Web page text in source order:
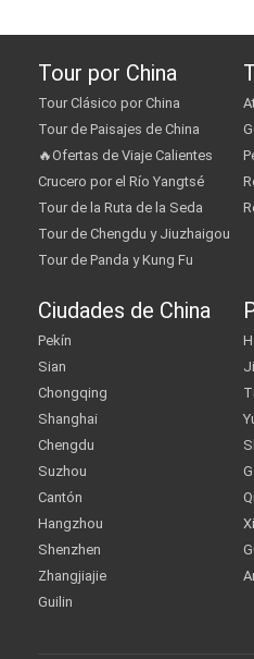
Tour por China
Tour Clásico por China
Tour de Paisajes de China
🔥Ofertas de Viaje Calientes
Crucero por el Río Yangtsé
Tour de la Ruta de la Seda
Tour de Chengdu y Jiuzhaigou
Tour de Panda y Kung Fu
Ciudades de China
Pekín
Sian
Chongqing
Shanghai
Chengdu
Suzhou
Cantón
Hangzhou
Shenzhen
Zhangjiajie
Guilin